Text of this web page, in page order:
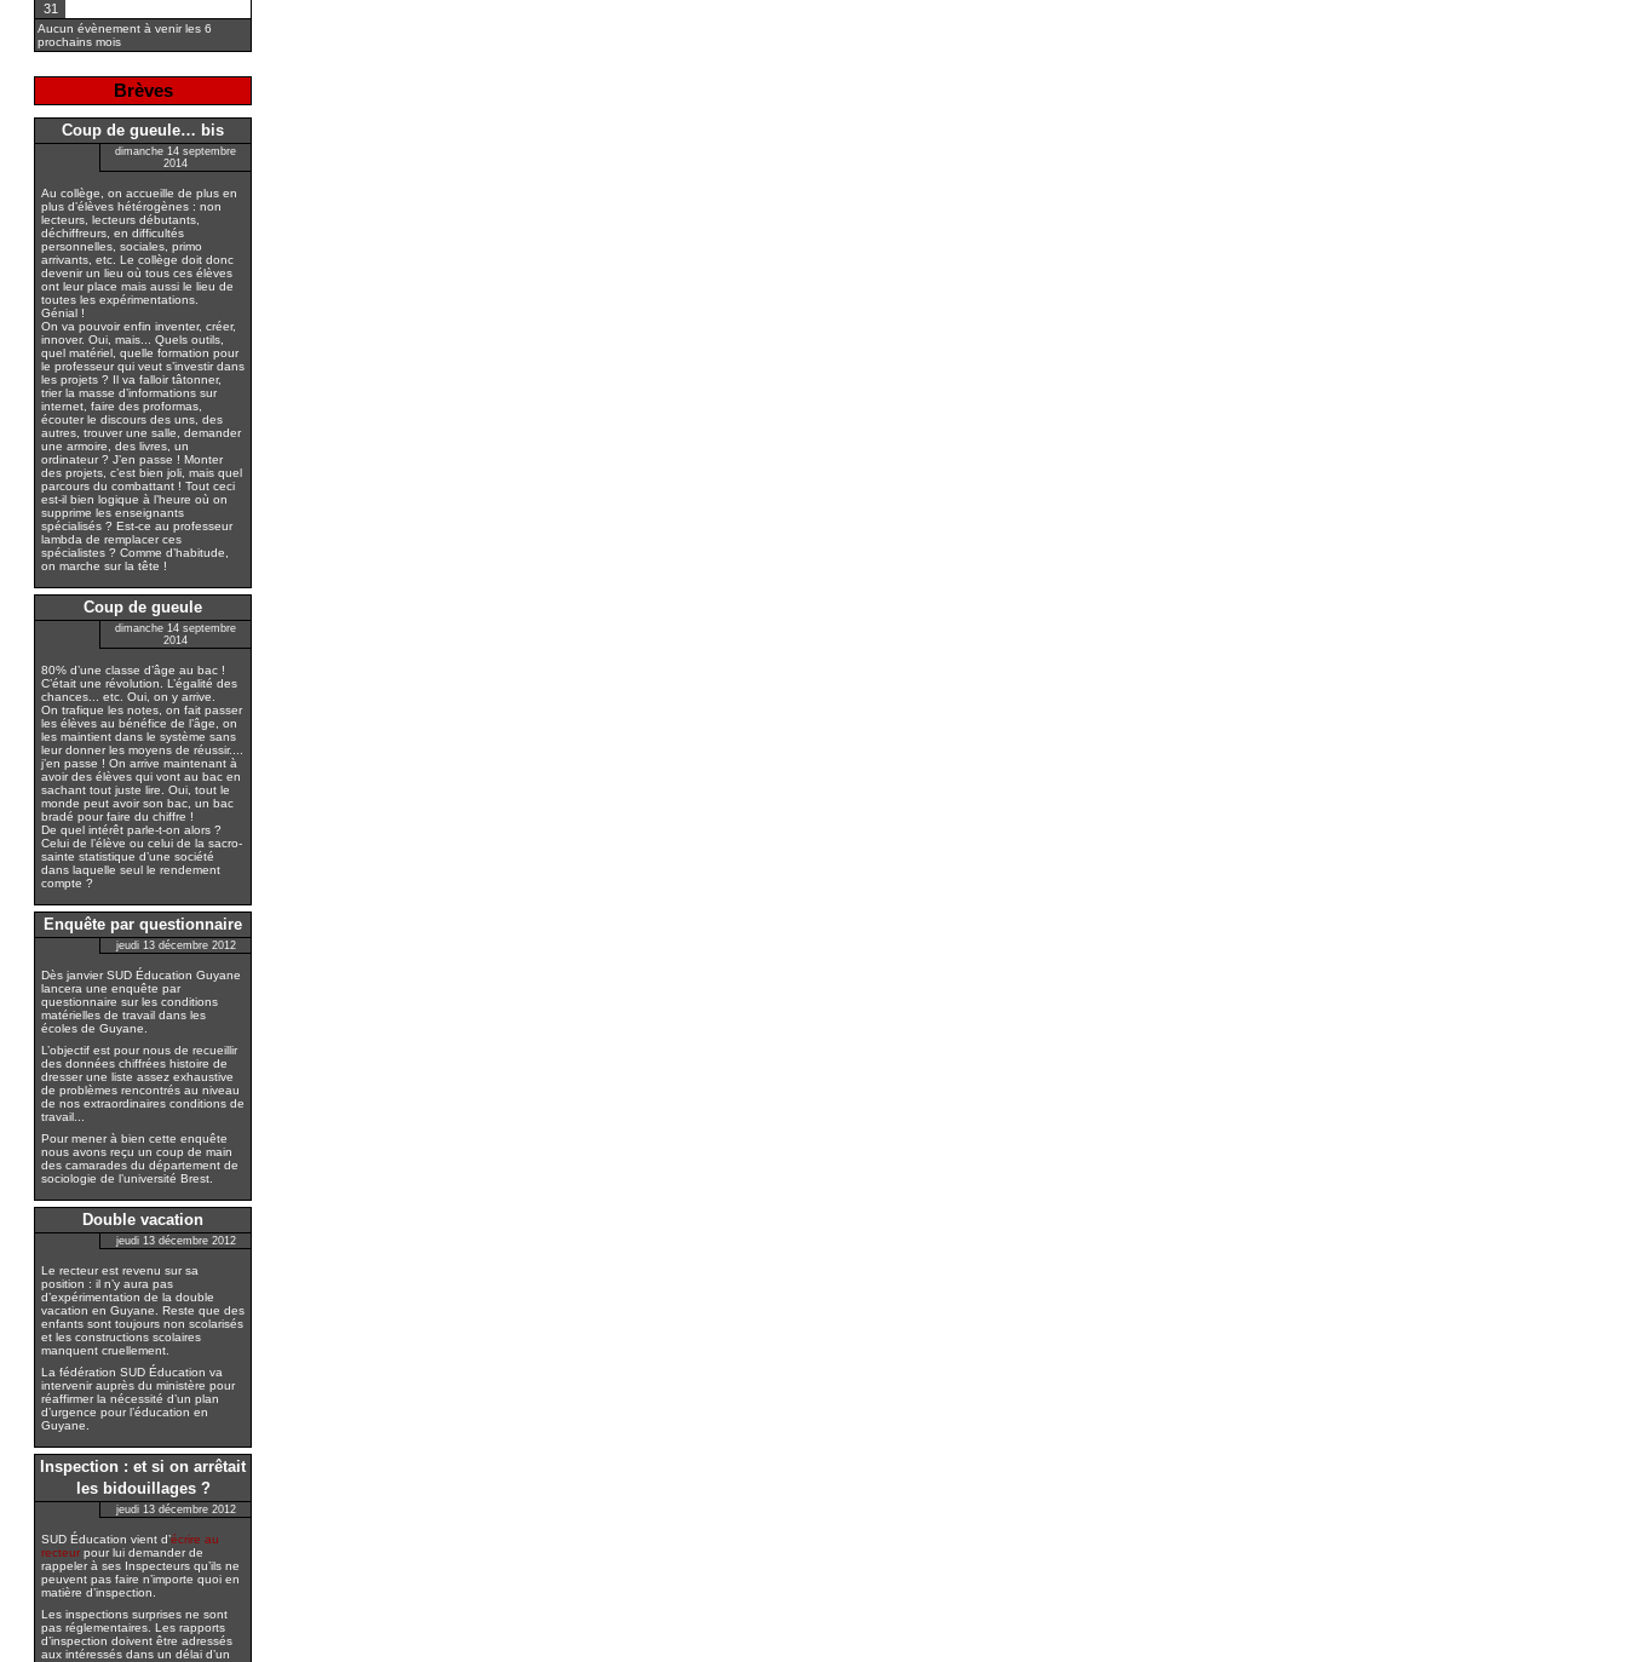
31
Aucun évènement à venir les 6
prochains mois
Brèves
Coup de gueule… bis
dimanche 14 septembre
2014
Au collège, on accueille de plus en
plus d’élèves hétérogènes : non
lecteurs, lecteurs débutants,
déchiffreurs, en difficultés
personnelles, sociales, primo
arrivants, etc. Le collège doit donc
devenir un lieu où tous ces élèves
ont leur place mais aussi le lieu de
toutes les expérimentations.
Génial !
On va pouvoir enfin inventer, créer,
innover. Oui, mais... Quels outils,
quel matériel, quelle formation pour
le professeur qui veut s’investir dans
les projets ? Il va falloir tâtonner,
trier la masse d’informations sur
internet, faire des proformas,
écouter le discours des uns, des
autres, trouver une salle, demander
une armoire, des livres, un
ordinateur ? J’en passe ! Monter
des projets, c’est bien joli, mais quel
parcours du combattant ! Tout ceci
est-il bien logique à l’heure où on
supprime les enseignants
spécialisés ? Est-ce au professeur
lambda de remplacer ces
spécialistes ? Comme d’habitude,
on marche sur la tête !
Coup de gueule
dimanche 14 septembre
2014
80% d’une classe d’âge au bac !
C’était une révolution. L’égalité des
chances... etc. Oui, on y arrive.
On trafique les notes, on fait passer
les élèves au bénéfice de l’âge, on
les maintient dans le système sans
leur donner les moyens de réussir....
j’en passe ! On arrive maintenant à
avoir des élèves qui vont au bac en
sachant tout juste lire. Oui, tout le
monde peut avoir son bac, un bac
bradé pour faire du chiffre !
De quel intérêt parle-t-on alors ?
Celui de l’élève ou celui de la sacro-
sainte statistique d’une société
dans laquelle seul le rendement
compte ?
Enquête par questionnaire
jeudi 13 décembre 2012
Dès janvier SUD Éducation Guyane
lancera une enquête par
questionnaire sur les conditions
matérielles de travail dans les
écoles de Guyane.
L’objectif est pour nous de recueillir
des données chiffrées histoire de
dresser une liste assez exhaustive
de problèmes rencontrés au niveau
de nos extraordinaires conditions de
travail...
Pour mener à bien cette enquête
nous avons reçu un coup de main
des camarades du département de
sociologie de l’université Brest.
Double vacation
jeudi 13 décembre 2012
Le recteur est revenu sur sa
position : il n’y aura pas
d’expérimentation de la double
vacation en Guyane. Reste que des
enfants sont toujours non scolarisés
et les constructions scolaires
manquent cruellement.
La fédération SUD Éducation va
intervenir auprès du ministère pour
réaffirmer la nécessité d’un plan
d’urgence pour l’éducation en
Guyane.
Inspection : et si on arrêtait
les bidouillages ?
jeudi 13 décembre 2012
SUD Éducation vient d’écrire au
recteur pour lui demander de
rappeler à ses Inspecteurs qu’ils ne
peuvent pas faire n’importe quoi en
matière d’inspection.
Les inspections surprises ne sont
pas réglementaires. Les rapports
d’inspection doivent être adressés
aux intéressés dans un délai d’un